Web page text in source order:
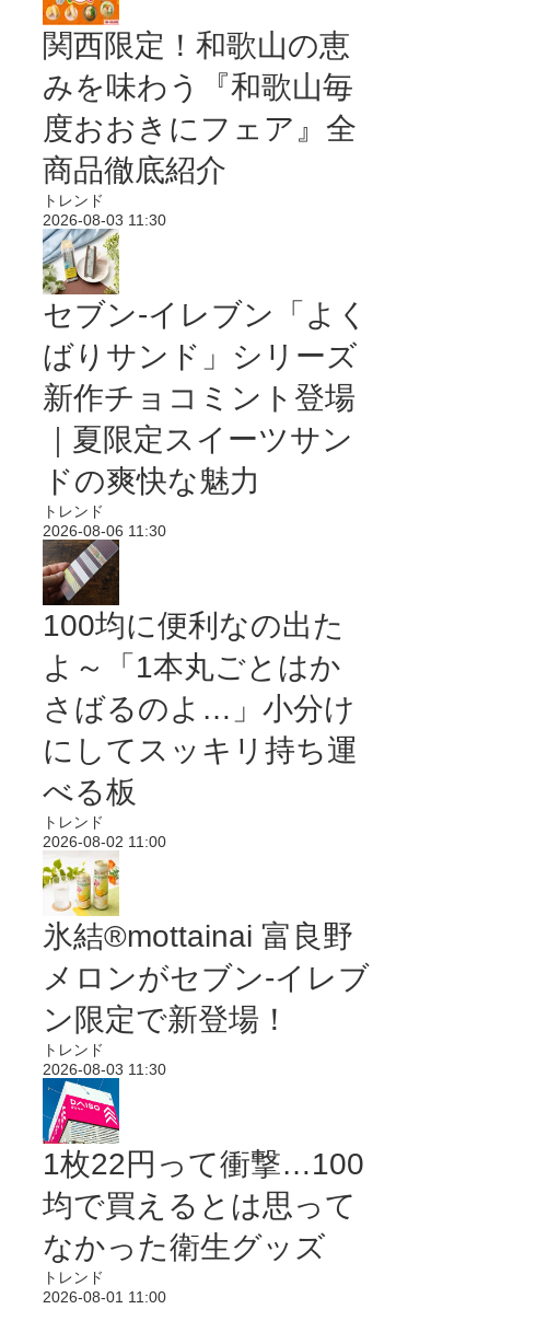
関西限定！和歌山の恵
みを味わう『和歌山毎
度おおきにフェア』全
商品徹底紹介
トレンド
2026-08-03 11:30
セブン‐イレブン「よく
ばりサンド」シリーズ
新作チョコミント登場
｜夏限定スイーツサン
ドの爽快な魅力
トレンド
2026-08-06 11:30
100均に便利なの出た
よ～「1本丸ごとはか
さばるのよ…」小分け
にしてスッキリ持ち運
べる板
トレンド
2026-08-02 11:00
氷結®mottainai 富良野
メロンがセブン‐イレブ
ン限定で新登場！
トレンド
2026-08-03 11:30
1枚22円って衝撃…100
均で買えるとは思って
なかった衛生グッズ
トレンド
2026-08-01 11:00